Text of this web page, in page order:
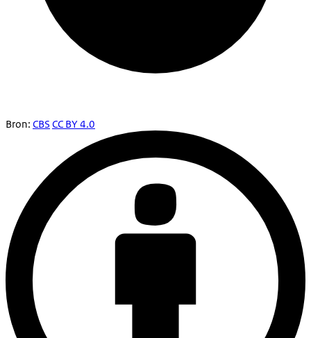
Bron: CBS CC BY 4.0